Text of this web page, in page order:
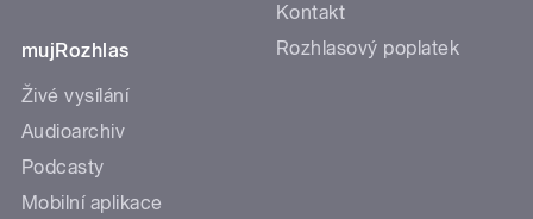
mujRozhlas
Živé vysílání
Audioarchiv
Podcasty
Mobilní aplikace
Kontakt
Rozhlasový poplatek